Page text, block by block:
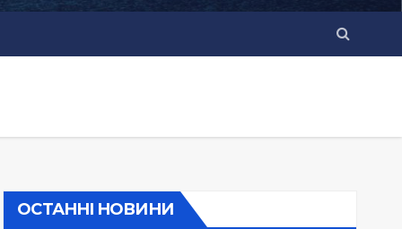
ОСТАННІ НОВИНИ